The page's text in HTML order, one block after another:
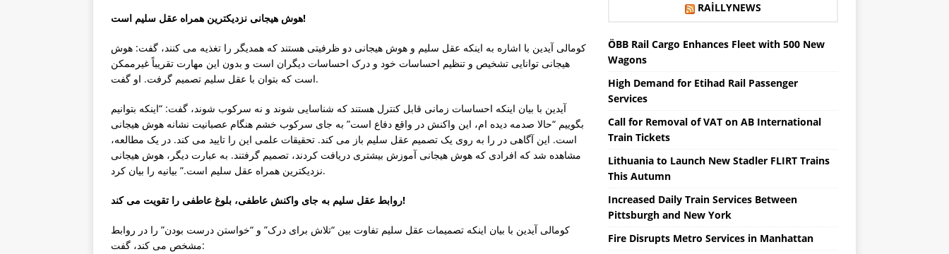
هوش هیجانی نزدیکترین همراه عقل سلیم است!
کومالی آیدین با اشاره به اینکه عقل سلیم و هوش هیجانی دو ظرفیتی هستند که همدیگر را تغذیه می کنند، گفت: هوش
هیجانی توانایی تشخیص و تنظیم احساسات خود و درک احساسات دیگران است و بدون این مهارت تقریباً غیرممکن
است که بتوان با عقل سلیم تصمیم گرفت. او گفت.
آیدین با بیان اینکه احساسات زمانی قابل کنترل هستند که شناسایی شوند و نه سرکوب شوند، گفت: “اینکه بتوانیم
بگوییم “حالا صدمه دیده ام، این واکنش در واقع دفاع است” به جای سرکوب خشم هنگام عصبانیت نشانه هوش هیجانی
است. این آگاهی در را به روی یک تصمیم عقل سلیم باز می کند. تحقیقات علمی این را تایید می کند. در یک مطالعه،
مشاهده شد که افرادی که هوش هیجانی آموزش بیشتری دریافت کردند، تصمیم گرفتند. به عبارت دیگر، هوش هیجانی
نزدیکترین همراه عقل سلیم است.” بیانیه را بیان کرد.
روابط عقل سلیم به جای واکنش عاطفی، بلوغ عاطفی را تقویت می کند!
کومالی آیدین با بیان اینکه تصمیمات عقل سلیم تفاوت بین “تلاش برای درک” و “خواستن درست بودن” را در روابط
مشخص می کند، گفت:
RAILLYNEWS
ÖBB Rail Cargo Enhances Fleet with 500 New
Wagons
High Demand for Etihad Rail Passenger
Services
Call for Removal of VAT on AB International
Train Tickets
Lithuania to Launch New Stadler FLIRT Trains
This Autumn
Increased Daily Train Services Between
Pittsburgh and New York
Fire Disrupts Metro Services in Manhattan